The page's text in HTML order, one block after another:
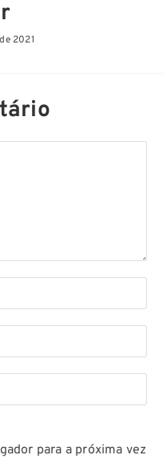
2021
para a próxima vez